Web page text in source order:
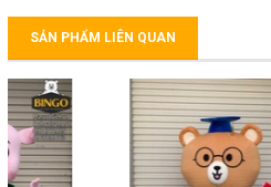
SẢN PHẨM LIÊN QUAN